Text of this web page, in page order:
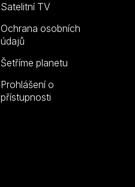
Satelitní TV
Ochrana osobních
údajů
Šetříme planetu
Prohlášení o
přístupnosti